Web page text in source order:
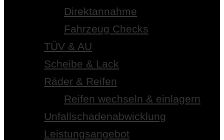
Direktannahme
Fahrzeug Checks
TÜV & AU
Scheibe & Lack
Räder & Reifen
Reifen wechseln & einlagern
Unfallschadenabwicklung
Leistungsangebot